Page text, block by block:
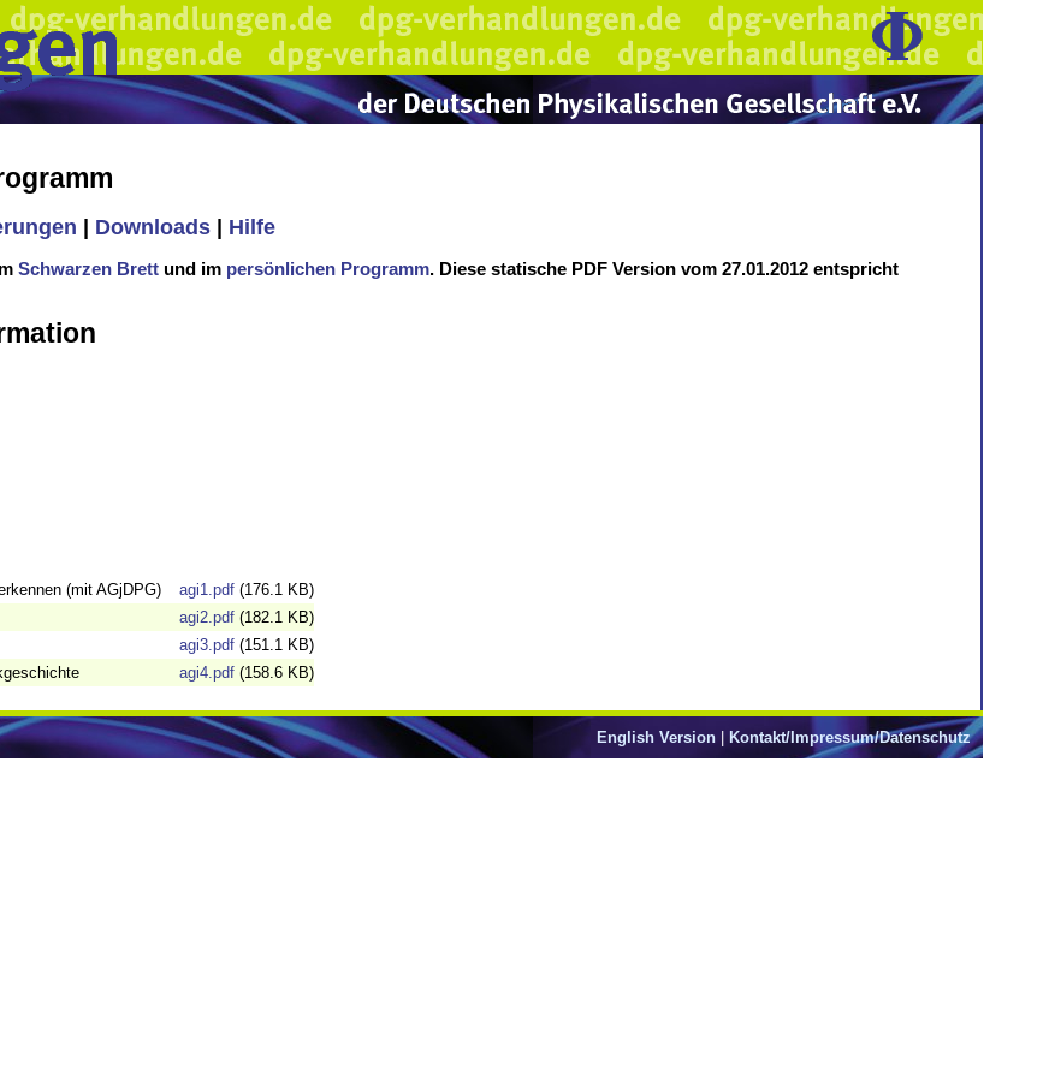
Downloads Hilfe
Schwarzen Brett und im persönlichen Programm. Diese statische PDF Version vom 27.01.2012 entspricht
(mit AGjDPG) agi1.pdf (176.1 KB)
agi2.pdf (182.1 KB)
agi3.pdf (151.1 KB)
agi4.pdf (158.6 KB)
English Version Kontakt/Impressum/Datenschutz